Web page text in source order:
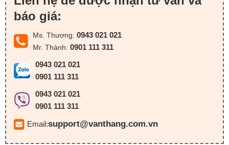
báo giá:
Ms. Thương: 0943 021 021
Mr. Thành: 0901 111 311
0943 021 021
0901 111 311
0943 021 021
0901 111 311
Email:support@vanthang.com.vn